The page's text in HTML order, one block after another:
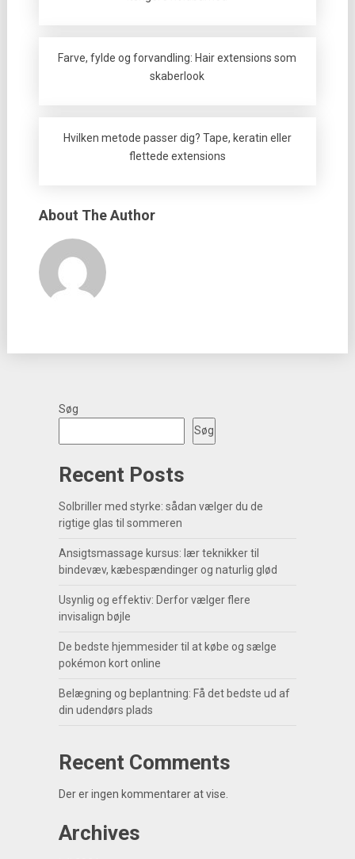
Farve, fylde og forvandling: Hair extensions som
skaberlook
Hvilken metode passer dig? Tape, keratin eller
flettede extensions
About The Author
Søg
Søg
Recent Posts
Solbriller med styrke: sådan vælger du de
rigtige glas til sommeren
Ansigtsmassage kursus: lær teknikker til
bindevæv, kæbespændinger og naturlig glød
Usynlig og effektiv: Derfor vælger flere
invisalign bøjle
De bedste hjemmesider til at købe og sælge
pokémon kort online
Belægning og beplantning: Få det bedste ud af
din udendørs plads
Recent Comments
Der er ingen kommentarer at vise.
Archives